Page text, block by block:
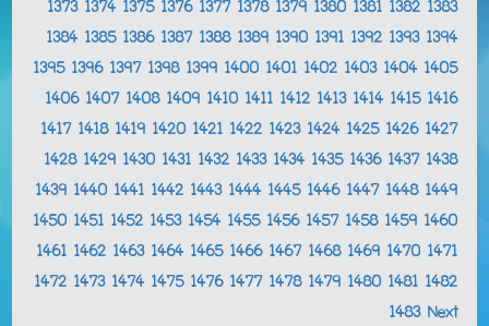
1373 1374 1375 1376 1377 1378 1379 1380 1381 1382 1383
1384 1385 1386 1387 1388 1389 1390 1391 1392 1393 1394
1395 1396 1397 1398 1399 1400 1401 1402 1403 1404 1405
1406 1407 1408 1409 1410 1411 1412 1413 1414 1415 1416
1417 1418 1419 1420 1421 1422 1423 1424 1425 1426 1427
1428 1429 1430 1431 1432 1433 1434 1435 1436 1437 1438
1439 1440 1441 1442 1443 1444 1445 1446 1447 1448 1449
1450 1451 1452 1453 1454 1455 1456 1457 1458 1459 1460
1461 1462 1463 1464 1465 1466 1467 1468 1469 1470 1471
1472 1473 1474 1475 1476 1477 1478 1479 1480 1481 1482
1483 Next